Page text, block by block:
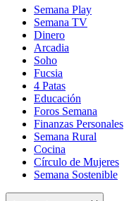
Semana Play
Semana TV
Dinero
Arcadia
Soho
in
new
window
Fucsia
in
new
window
4 Patas
Educación
Foros Semana
Finanzas Personales
Semana Rural
Cocina
Círculo de Mujeres
Semana Sostenible